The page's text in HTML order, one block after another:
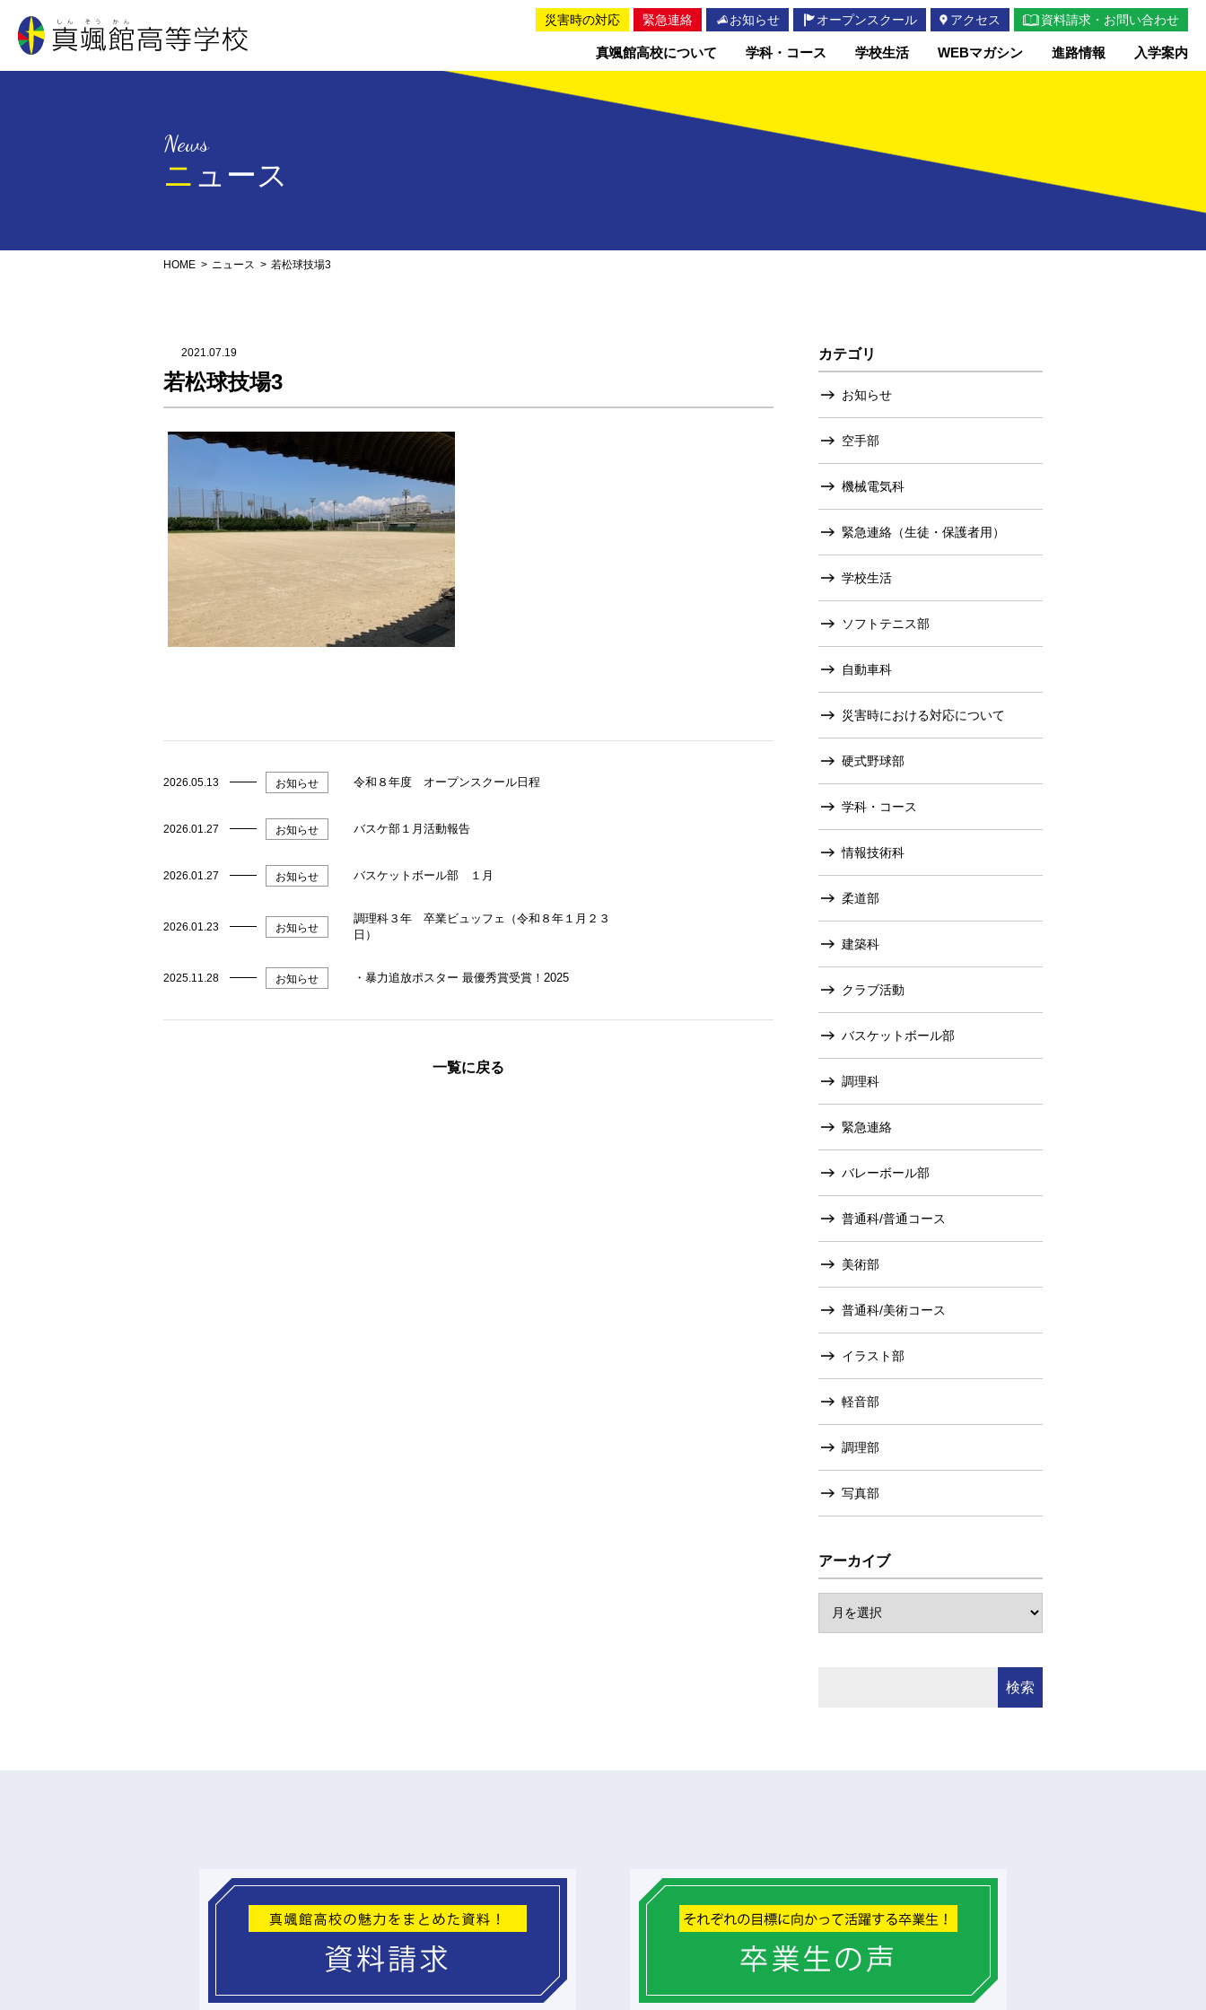
真颯館高校について
学科・コース 学校生活 WEBマガシン 進路情報 入学案内
災害時の対応 緊急連絡 お知らせ オープンスクール アクセス 資料請求・お問い合わせ
News
ニュース
HOME ニュース 若松球技場3
2021.07.19
若松球技場3
2026.05.13 お知らせ 令和８年度 オープンスクール日程
2026.01.27 お知らせ バスケ部１月活動報告
2026.01.27 お知らせ バスケットボール部 １月
2026.01.23 お知らせ
調理科３年 卒業ビュッフェ（令和８年１月２３
日）
2025.11.28 お知らせ ・暴力追放ポスター 最優秀賞受賞！2025
一覧に戻る
カテゴリ
お知らせ
空手部
機械電気科
緊急連絡（生徒・保護者用）
学校生活
ソフトテニス部
自動車科
災害時における対応について
硬式野球部
学科・コース
情報技術科
柔道部
建築科
クラブ活動
バスケットボール部
調理科
緊急連絡
バレーボール部
普通科/普通コース
美術部
普通科/美術コース
イラスト部
軽音部
調理部
写真部
アーカイブ